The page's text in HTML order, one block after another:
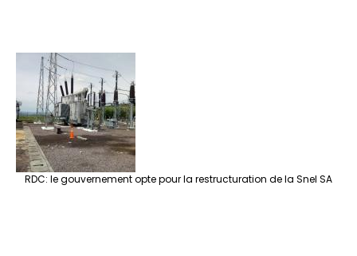
RDC: le gouvernement opte pour la restructuration de la Snel SA